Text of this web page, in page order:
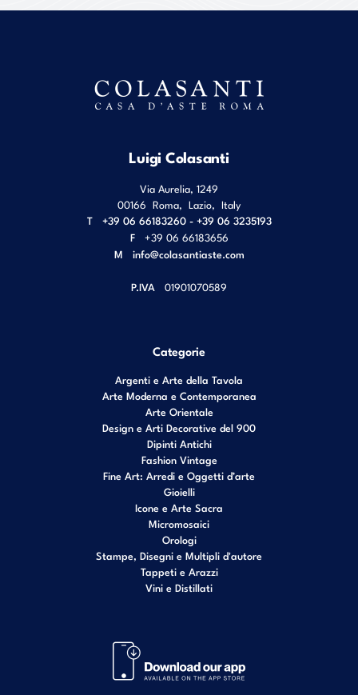
Luigi Colasanti
Via Aurelia, 1249
00166 Roma Lazio Italy
T
+39 06 66183260 - +39 06 3235193
F
+39 06 66183656
M info@colasantiaste.com
P.IVA 01901070589
Categorie
Argenti e Arte della Tavola
Arte Moderna e Contemporanea
Arte Orientale
Design e Arti Decorative del 900
Dipinti Antichi
Fashion Vintage
Fine Art: Arredi e Oggetti d’arte
Gioielli
Icone e Arte Sacra
Micromosaici
Orologi
Stampe, Disegni e Multipli d'autore
Tappeti e Arazzi
Vini e Distillati